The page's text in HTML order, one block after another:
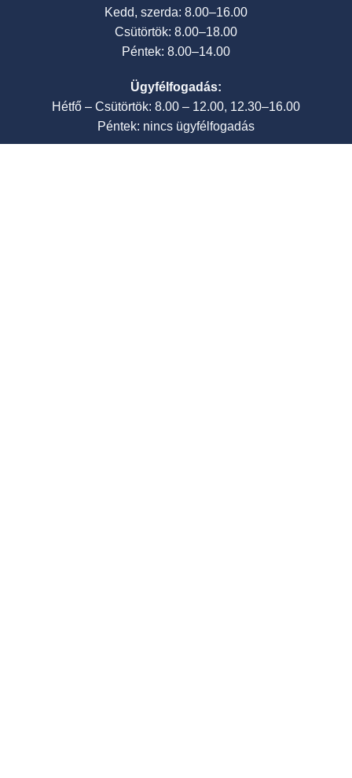
Kedd, szerda: 8.00–16.00
Csütörtök: 8.00–18.00
Péntek: 8.00–14.00
Ügyfélfogadás:
Hétfő – Csütörtök: 8.00 – 12.00, 12.30–16.00
Péntek: nincs ügyfélfogadás